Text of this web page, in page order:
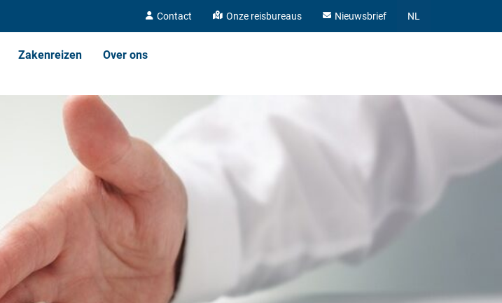
Contact Onze reisbureaus Nieuwsbrief NL
Zakenreizen Over ons